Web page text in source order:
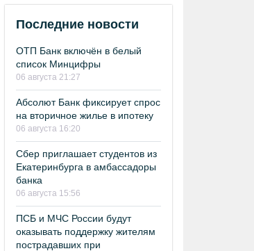
Последние новости
ОТП Банк включён в белый
список Минцифры
06 августа 21:27
Абсолют Банк фиксирует спрос
на вторичное жилье в ипотеку
06 августа 16:20
Сбер приглашает студентов из
Екатеринбурга в амбассадоры
банка
06 августа 15:56
ПСБ и МЧС России будут
оказывать поддержку жителям
пострадавших при